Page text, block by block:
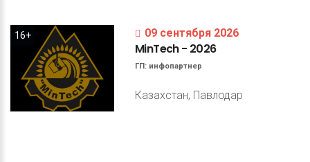
16+ 09 сентября 2026
MinTech- 2026
ГП: инфопартнер
Казахстан, Павлодар